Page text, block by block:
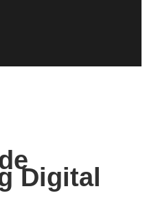
Digital